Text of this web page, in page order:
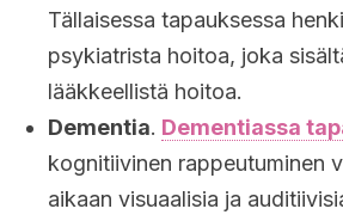
Tällaisessa tapauksessa
psykiatrista hoitoa, joka
lääkkeellistä hoitoa.
Dementia. Dementiassa
kognitiivinen rappeutuminen
aikaan visuaalisia ja